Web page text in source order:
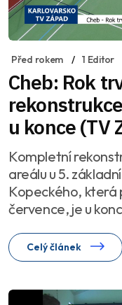
Před rokem 1 Editor
Cheb: Rok
u konce (TV
Kompletní
areálu u 5.
Kopeckého, která
července, je u
Celý článek